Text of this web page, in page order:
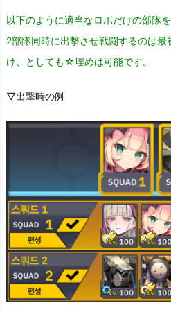
以下のように適当なロボだけの部隊
2部隊同時に出撃させ戦闘するのは
け、としても☆埋めは可能です。
▽出撃時の例